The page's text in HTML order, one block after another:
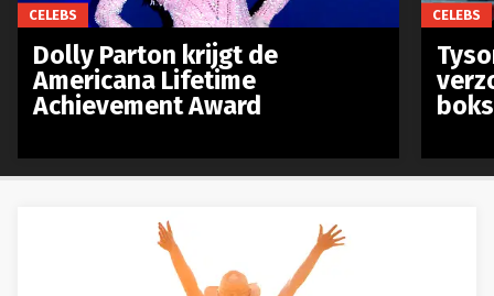
CELEBS
Dolly Parton krijgt de
Americana Lifetime
Achievement Award
CELEBS